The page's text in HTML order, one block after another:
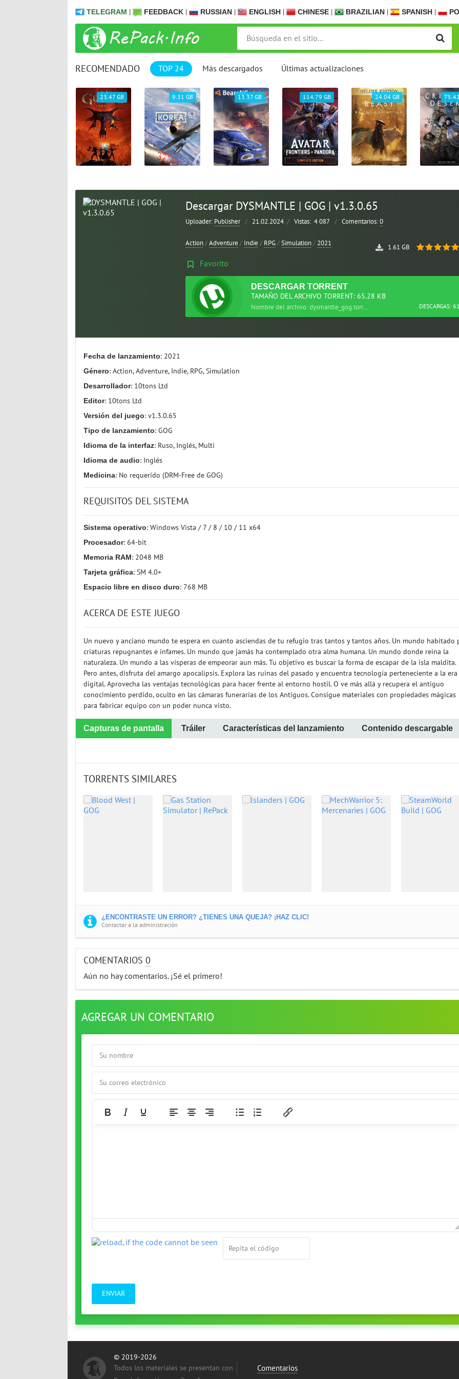
TELEGRAM | FEEDBACK | RUSSIAN | ENGLISH | CHINESE | BRAZILIAN | SPANISH |
RECOMENDADO TOP 24 Más descargados Últimas actualizaciones
23.47 GB 9.31 GB 13.37 GB 114.79 GB 24.04 GB
Descargar DYSMANTLE | GOG | v1.3.0.65
Uploader: Publisher / 21.02.2024 / Vistas: 4 087 / Comentarios:0
1.61 GB
Action/Adventure / Indie / RPG/Simulation/ 2021
Favorito
DESCARGAR TORRENT
TAMAÑO DEL ARCHIVO TORRENT: 65.28 KB
DESCARGAS:
Nombre del archivo: dysmantle_gog.torrent
Fecha de lanzamiento: 2021
Género: Action, Adventure, Indie, RPG, Simulation
Desarrollador: 10tons Ltd
Editor: 10tons Ltd
Versión del juego: v1.3.0.65
Tipo de lanzamiento: GOG
Idioma de la interfaz: Ruso, Inglés, Multi
Idioma de audio: Inglés
Medicina: No requerido (DRM-Free de GOG)
REQUISITOS DEL SISTEMA
Sistema operativo: Windows Vista / 7 / 8 / 10 / 11 x64
Procesador: 64-bit
Memoria RAM: 2048 MB
Tarjeta gráfica: SM 4.0+
Espacio libre en disco duro: 768 MB
ACERCA DE ESTE JUEGO
Un nuevo y anciano mundo te espera en cuanto asciendas de tu refugio tras tantos y tantos años. Un mundo habitado
criaturas repugnantes e infames. Un mundo que jamás ha contemplado otra alma humana. Un mundo donde reina la
naturaleza. Un mundo a las vísperas de empeorar aun más. Tu objetivo es buscar la forma de escapar de la isla maldita.
Pero antes, disfruta del amargo apocalipsis. Explora las ruinas del pasado y encuentra tecnología perteneciente a la era
digital. Aprovecha las ventajas tecnológicas para hacer frente al entorno hostil. O ve más allá y recupera el antiguo
conocimiento perdido, oculto en las cámaras funerarias de los Antiguos. Consigue materiales con propiedades mágicas
para fabricar equipo con un poder nunca visto.
Capturas de pantalla Tráiler Características del lanzamiento Contenido descargable
TORRENTS SIMILARES
¿ENCONTRASTE UN ERROR? ¿TIENES UNA QUEJA? ¡HAZ CLIC!
Contactar a la administración
COMENTARIOS 0
Aún no hay comentarios. ¡Sé el primero!
AGREGAR UN COMENTARIO
ENVIAR
© 2019-2026
Todos los materiales se presentan con
Comentarios